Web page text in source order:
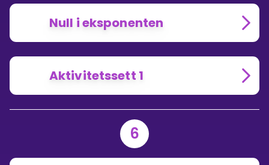
Null i eksponenten
Aktivitetssett 1
6